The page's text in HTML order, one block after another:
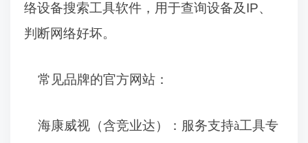
络设备搜索工具软件，用于查询设备及IP、
判断网络好坏。
常见品牌的官方网站：
海康威视（含竞业达）：服务支持à工具专